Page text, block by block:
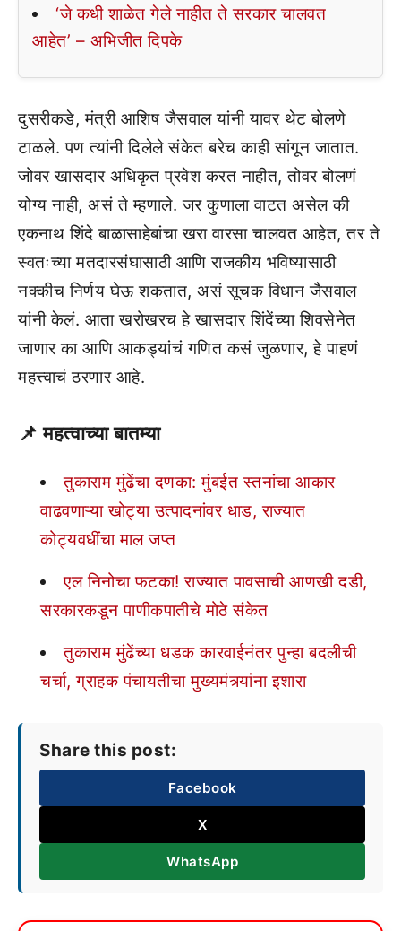
‘जे कधी शाळेत गेले नाहीत ते सरकार चालवत
आहेत’ – अभिजीत दिपके
दुसरीकडे, मंत्री आशिष जैसवाल यांनी यावर थेट बोलणे
टाळले. पण त्यांनी दिलेले संकेत बरेच काही सांगून जातात.
जोवर खासदार अधिकृत प्रवेश करत नाहीत, तोवर बोलणं
योग्य नाही, असं ते म्हणाले. जर कुणाला वाटत असेल की
एकनाथ शिंदे बाळासाहेबांचा खरा वारसा चालवत आहेत, तर ते
स्वतःच्या मतदारसंघासाठी आणि राजकीय भविष्यासाठी
नक्कीच निर्णय घेऊ शकतात, असं सूचक विधान जैसवाल
यांनी केलं. आता खरोखरच हे खासदार शिंदेंच्या शिवसेनेत
जाणार का आणि आकड्यांचं गणित कसं जुळणार, हे पाहणं
महत्त्वाचं ठरणार आहे.
📌महत्वाच्या बातम्या
तुकाराम मुंढेंचा दणका: मुंबईत स्तनांचा आकार
वाढवणाऱ्या खोट्या उत्पादनांवर धाड, राज्यात
कोट्यवधींचा माल जप्त
एल निनोचा फटका! राज्यात पावसाची आणखी दडी,
सरकारकडून पाणीकपातीचे मोठे संकेत
तुकाराम मुंढेंच्या धडक कारवाईनंतर पुन्हा बदलीची
चर्चा, ग्राहक पंचायतीचा मुख्यमंत्र्यांना इशारा
Share this post:
Facebook
X
WhatsApp